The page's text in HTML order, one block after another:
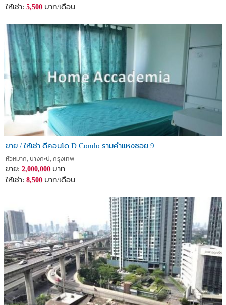
ให้เช่า: 5,500 บาท/เดือน
ขาย / ให้เช่า ดีคอนโด D Condo รามคำแหงซอย 9
หัวหมาก, บางกะปิ, กรุงเทพ
ขาย: 2,000,000 บาท
ให้เช่า: 8,500 บาท/เดือน